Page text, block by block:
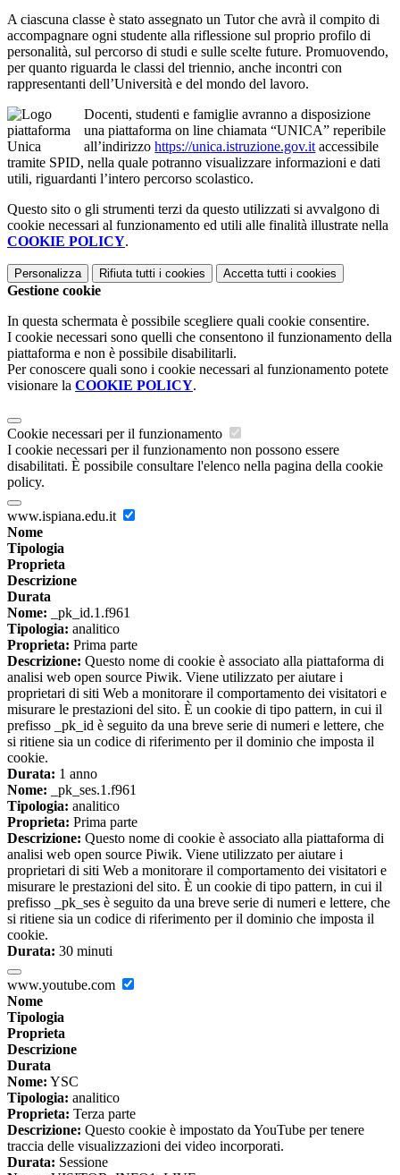
A ciascuna classe è stato assegnato un Tutor che avrà il compito di
accompagnare ogni studente alla riflessione sul proprio profilo di
personalità, sul percorso di studi e sulle scelte future. Promuovendo,
per quanto riguarda le classi del triennio, anche incontri con
rappresentanti dell’Università e del mondo del lavoro.
Docenti, studenti e famiglie avranno a disposizione
una piattaforma on line chiamata “UNICA” reperibile
all’indirizzohttps://unica.istruzione.gov.it accessibile
tramite SPID, nella quale potranno visualizzare informazioni e dati
utili, riguardanti l’intero percorso scolastico.
Questo sito o gli strumenti terzi da questo utilizzati si avvalgono di
cookie necessari al funzionamento ed utili alle finalità illustrate nella
COOKIE POLICY.
Personalizza Rifiuta tutti i cookies Accetta tutti i cookies
Gestione cookie
In questa schermata è possibile scegliere quali cookie consentire.
I cookie necessari sono quelli che consentono il funzionamento della
piattaforma e non è possibile disabilitarli.
Per conoscere quali sono i cookie necessari al funzionamento potete
visionare la COOKIE POLICY.
Cookie necessari per il funzionamento
I cookie necessari per il funzionamento non possono essere
disabilitati. È possibile consultare l'elenco nella pagina della cookie
policy.
www.ispiana.edu.it
Nome
Tipologia
Proprieta
Descrizione
Durata
Nome: _pk_id.1.f961
Tipologia: analitico
Proprieta: Prima parte
Descrizione: Questo nome di cookie è associato alla piattaforma di
analisi web open source Piwik. Viene utilizzato per aiutare i
proprietari di siti Web a monitorare il comportamento dei visitatori e
misurare le prestazioni del sito. È un cookie di tipo pattern, in cui il
prefisso _pk_id è seguito da una breve serie di numeri e lettere, che
si ritiene sia un codice di riferimento per il dominio che imposta il
cookie.
Durata: 1 anno
Nome: _pk_ses.1.f961
Tipologia: analitico
Proprieta: Prima parte
Descrizione: Questo nome di cookie è associato alla piattaforma di
analisi web open source Piwik. Viene utilizzato per aiutare i
proprietari di siti Web a monitorare il comportamento dei visitatori e
misurare le prestazioni del sito. È un cookie di tipo pattern, in cui il
prefisso _pk_ses è seguito da una breve serie di numeri e lettere, che
si ritiene sia un codice di riferimento per il dominio che imposta il
cookie.
Durata: 30 minuti
www.youtube.com
Nome
Tipologia
Proprieta
Descrizione
Durata
Nome: YSC
Tipologia: analitico
Proprieta: Terza parte
Descrizione: Questo cookie è impostato da YouTube per tenere
traccia delle visualizzazioni dei video incorporati.
Durata: Sessione